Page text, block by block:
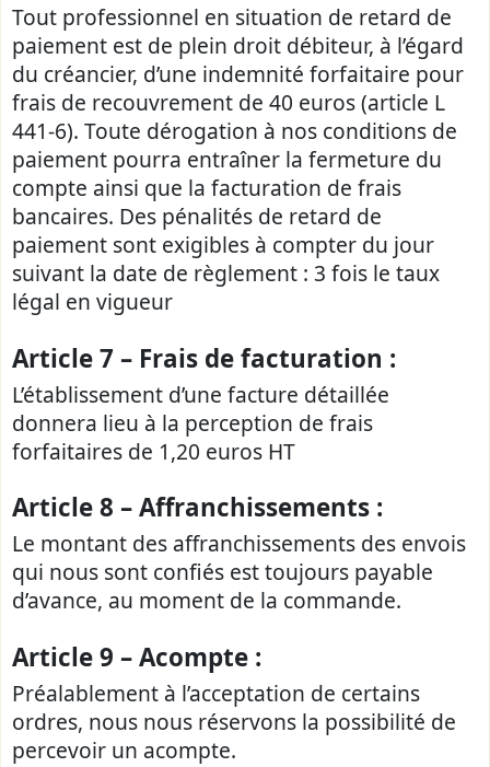
Tout professionnel en situation de retard de
paiement est de plein droit débiteur, à l’égard
du créancier, d’une indemnité forfaitaire pour
frais de recouvrement de 40 euros (article L
441-6). Toute dérogation à nos conditions de
paiement pourra entraîner la fermeture du
compte ainsi que la facturation de frais
bancaires. Des pénalités de retard de
paiement sont exigibles à compter du jour
suivant la date de règlement : 3 fois le taux
légal en vigueur
Article 7 – Frais de facturation :
L’établissement d’une facture détaillée
donnera lieu à la perception de frais
forfaitaires de 1,20 euros HT
Article 8 – Affranchissements :
Le montant des affranchissements des envois
qui nous sont confiés est toujours payable
d’avance, au moment de la commande.
Article 9 – Acompte :
Préalablement à l’acceptation de certains
ordres, nous nous réservons la possibilité de
percevoir un acompte.